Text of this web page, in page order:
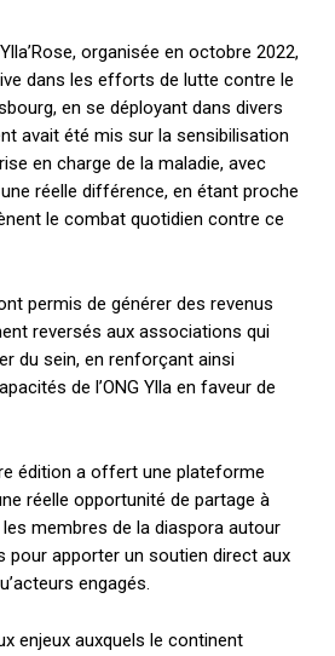
organisée en octobre 2022,
dans les efforts de lutte contre le
en se déployant dans divers
avait été mis sur la sensibilisation
en charge de la maladie, avec
réelle différence, en étant proche
le combat quotidien contre ce
permis de générer des revenus
reversés aux associations qui
du sein, en renforçant ainsi
de l’ONG Ylla en faveur de
édition a offert une plateforme
réelle opportunité de partage à
membres de la diaspora autour
pour apporter un soutien direct aux
engagés.
enjeux auxquels le continent